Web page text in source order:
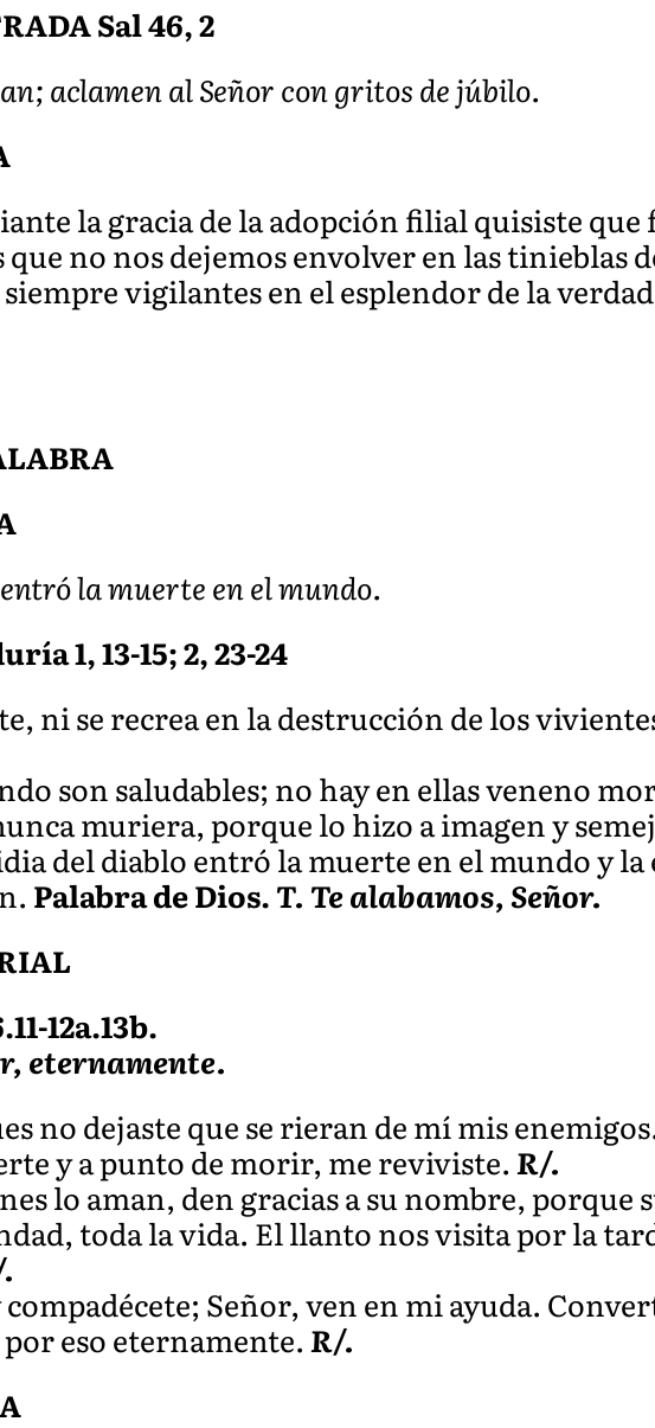
Sal 46, 2
aclamen al Señor con gritos de júbilo.
la gracia de la adopción filial quisiste
que no nos dejemos envolver en las tinieblas
vigilantes en el esplendor de la
la muerte en el mundo.
1, 13-15; 2, 23-24
ni se recrea en la destrucción de los
son saludables; no hay en ellas veneno
muriera, porque lo hizo a imagen y
del diablo entró la muerte en el mundo y
Palabra de Dios.T. Te alabamos, Señor.
12a.13b.
eternamente.
no dejaste que se rieran de mí mis
y a punto de morir, me reviviste.R/.
lo aman, den gracias a su nombre, porque
toda la vida. El llanto nos visita por la
Señor, ven en mi ayuda.
eso eternamente.R/.